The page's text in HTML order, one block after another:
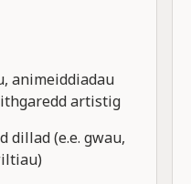
animeiddiadau
artistig
dillad (e.e. gwau,